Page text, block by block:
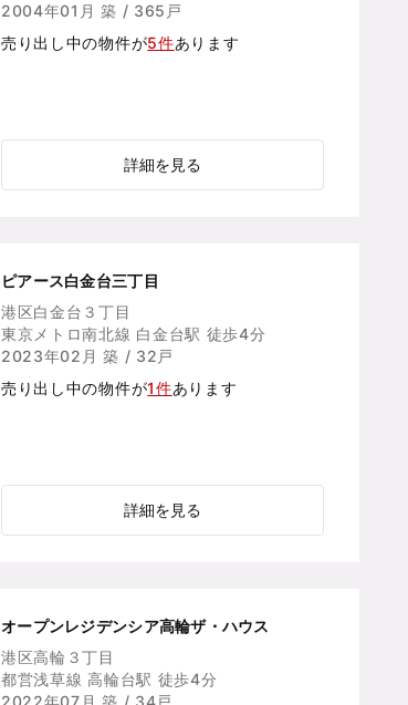
2004年01月 築 / 365戸
売り出し中の物件が5件あります
詳細を見る
ピアース白金台三丁目
港区白金台３丁目
東京メトロ南北線 白金台駅 徒歩4分
2023年02月 築 / 32戸
売り出し中の物件が1件あります
詳細を見る
オープンレジデンシア高輪ザ・ハウス
港区高輪３丁目
都営浅草線 高輪台駅 徒歩4分
2022年07月 築 / 34戸